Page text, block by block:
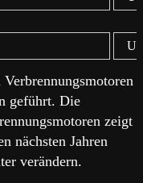
geführt. Die
zeigt
nächsten Jahren
verändern.